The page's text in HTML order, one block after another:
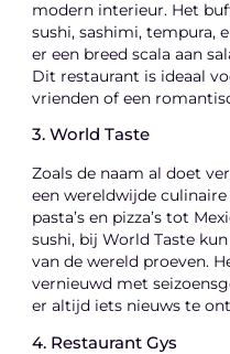
modern interieur. Het
sushi, sashimi, tempura,
er een breed scala aan
Dit restaurant is ideaal
vrienden of een
3. World Taste
Zoals de naam al doet
een wereldwijde
pasta’s en pizza’s tot
sushi, bij World Taste
van de wereld proeven.
vernieuwd met
er altijd iets nieuws te
4. Restaurant Gys